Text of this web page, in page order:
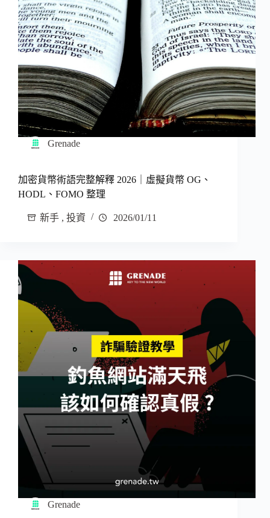
Grenade
加密貨幣術語完整解釋 2026｜虛擬貨幣 OG、
HODL、FOMO 整理
新手 , 投資 2026/01/11
Grenade